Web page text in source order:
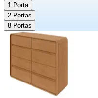
1 Porta
2 Portas
8 Portas